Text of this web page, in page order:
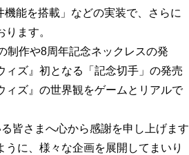
機能を搭載」などの実装で、さらに
ます。
作や8周年記念ネックレスの発
ズ』初となる「記念切手」の発売
ィズ』の世界観をゲームとリアルで
皆さまへ心から感謝を申し上げます
に、様々な企画を展開してまいり